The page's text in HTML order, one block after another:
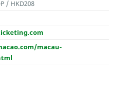
/ HKD208
macau-